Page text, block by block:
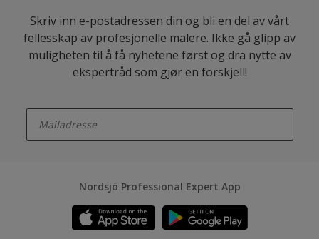
Skriv inn e-postadressen din og bli en del av vårt
fellesskap av profesjonelle malere. Ikke gå glipp av
muligheten til å få nyhetene først og dra nytte av
ekspertråd som gjør en forskjell!
Nordsjö Professional Expert App